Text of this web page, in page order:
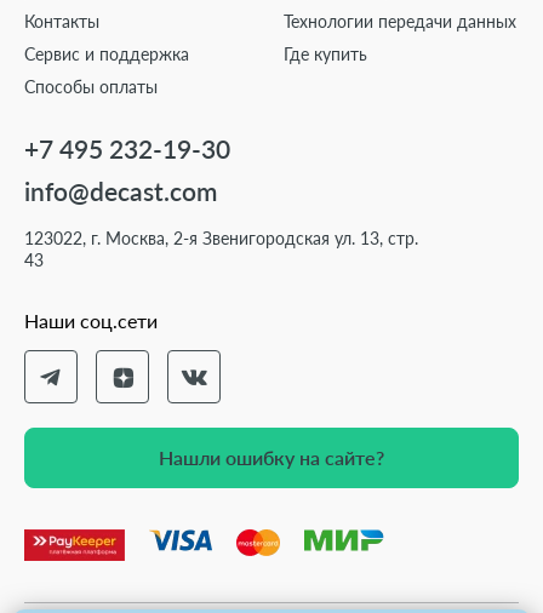
Контакты
Технологии передачи данных
Сервис и поддержка
Где купить
Способы оплаты
+7 495 232-19-30
info@decast.com
123022, г. Москва, 2-я Звенигородская ул. 13, стр.
43
Наши соц.сети
Нашли ошибку на сайте?